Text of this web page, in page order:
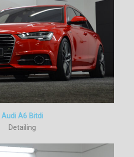
Audi A6 Bitdi
Detailing